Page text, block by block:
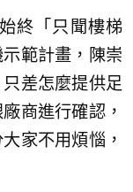
終「只聞樓梯
範計畫，陳崇
差怎麼提供足
商進行確認，
家不用煩惱，